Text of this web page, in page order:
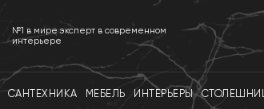
№1 в мире эксперт в современном
интерьере
САНТЕХНИКА МЕБЕЛЬ ИНТЕРЬЕРЫ